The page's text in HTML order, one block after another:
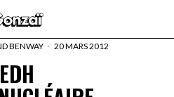
BENWAY 20 MARS 2012
EDH